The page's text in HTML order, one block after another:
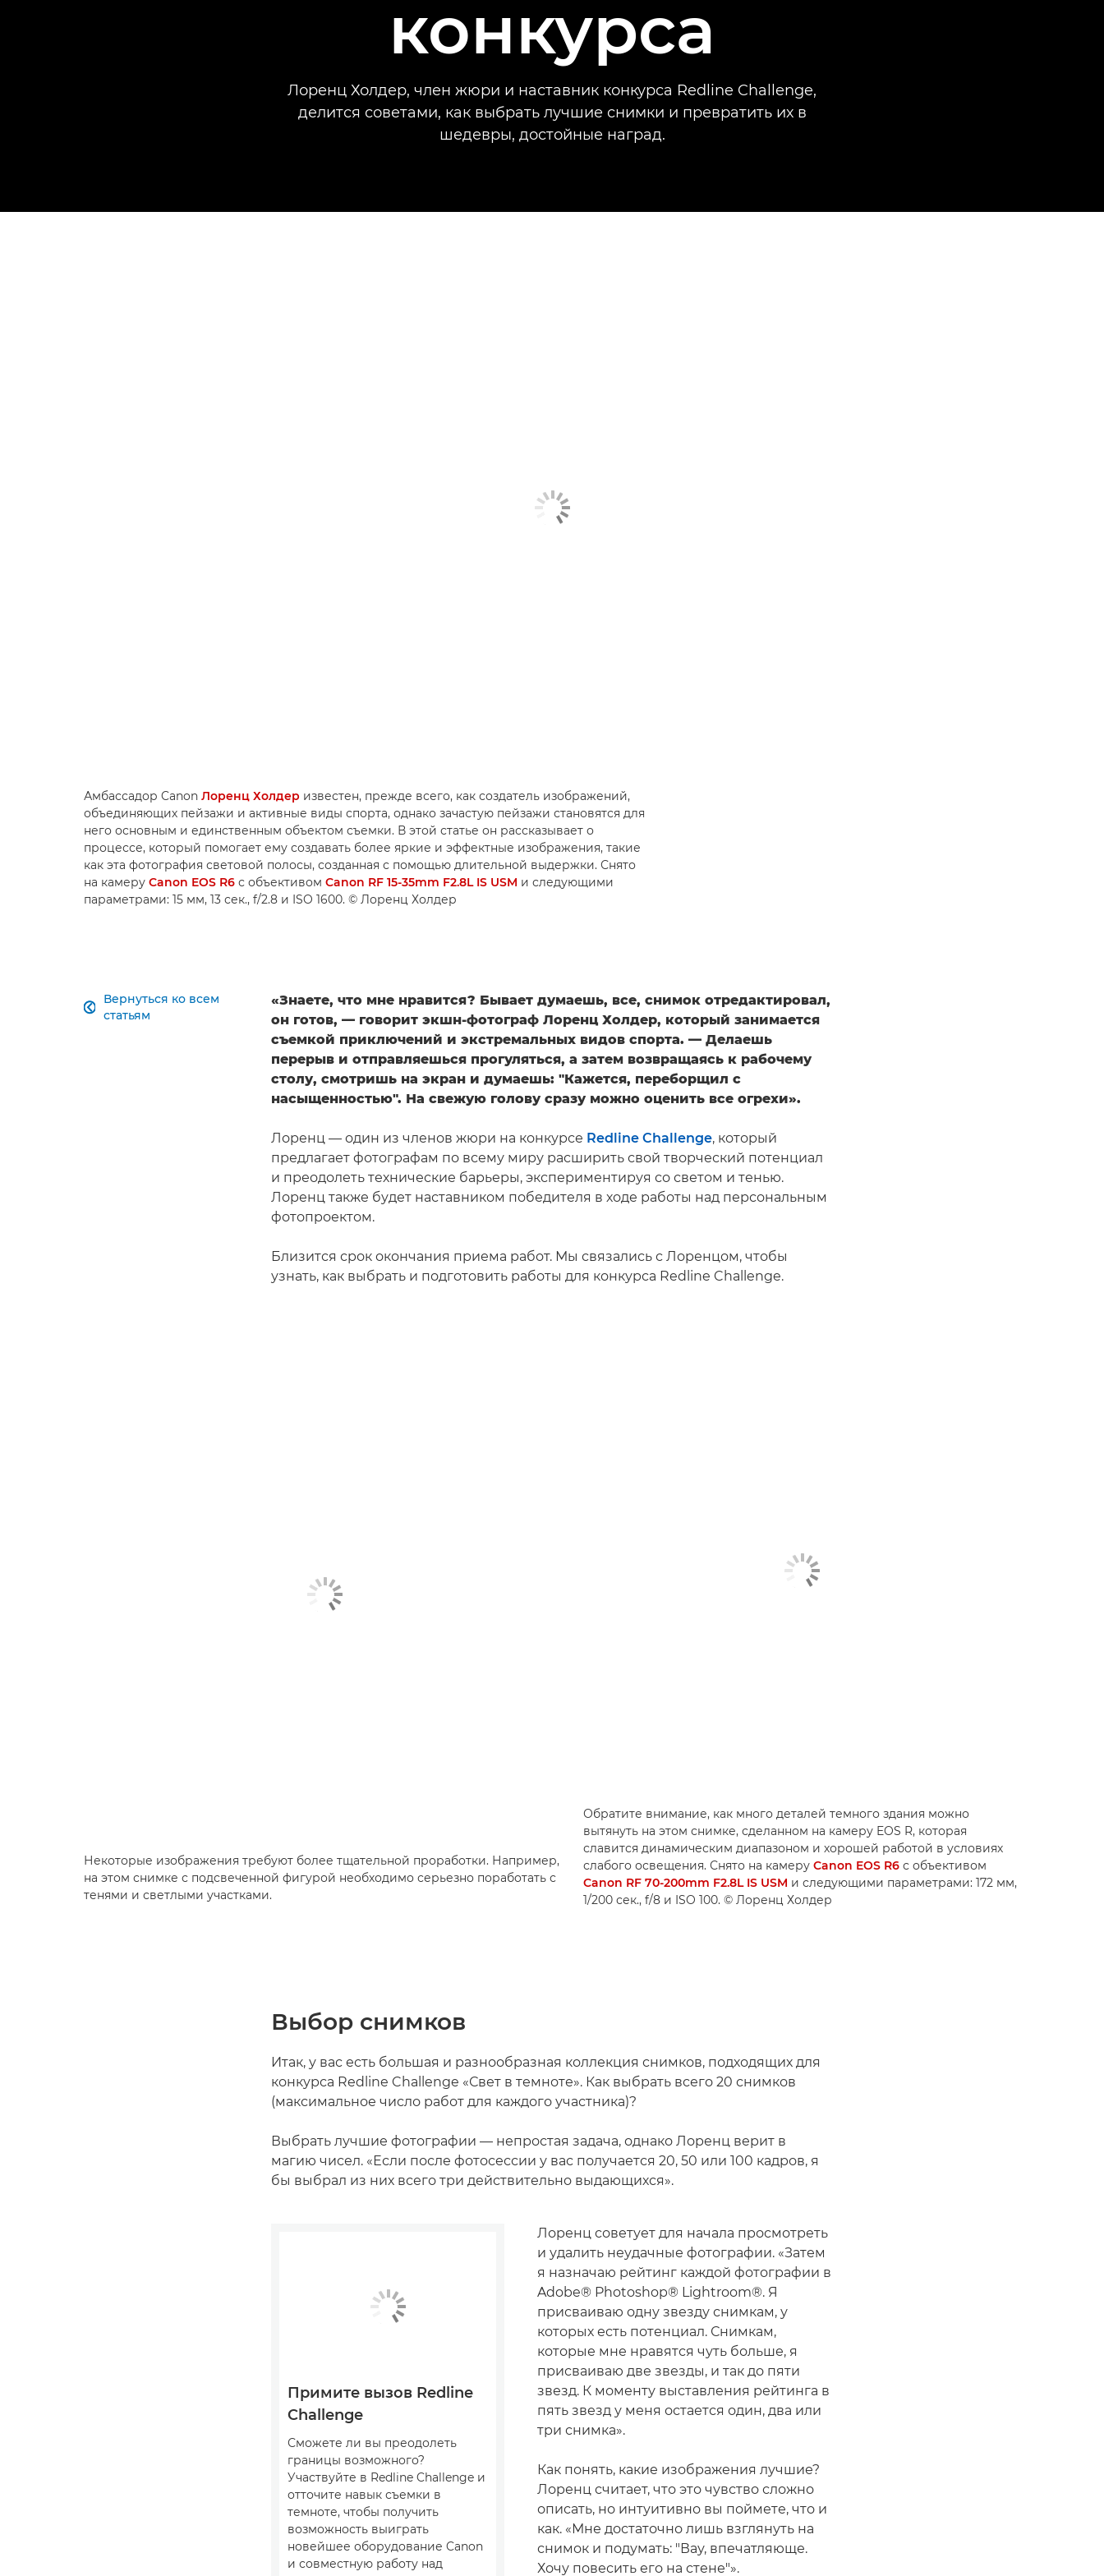
конкурса
Лоренц Холдер, член жюри и наставник конкурса Redline Challenge,
делится советами, как выбрать лучшие снимки и превратить их в
шедевры, достойные наград.
Амбассадор Canon Лоренц Холдер известен, прежде всего, как создатель изображений,
объединяющих пейзажи и активные виды спорта, однако зачастую пейзажи становятся для
него основным и единственным объектом съемки. В этой статье он рассказывает о
процессе, который помогает ему создавать более яркие и эффектные изображения, такие
как эта фотография световой полосы, созданная с помощью длительной выдержки. Снято
на камеру Canon EOS R6 с объективом Canon RF 15-35mm F2.8L IS USM и следующими
параметрами: 15 мм, 13 сек., f/2.8 и ISO 1600. © Лоренц Холдер
Вернуться ко всем
статьям

«Знаете, что мне нравится? Бывает думаешь, все, снимок отредактировал,
он готов, — говорит экшн-фотограф Лоренц Холдер, который занимается
съемкой приключений и экстремальных видов спорта. — Делаешь
перерыв и отправляешься прогуляться, а затем возвращаясь к рабочему
столу, смотришь на экран и думаешь: "Кажется, переборщил с
насыщенностью". На свежую голову сразу можно оценить все огрехи».
Лоренц — один из членов жюри на конкурсе Redline Challenge, который
предлагает фотографам по всему миру расширить свой творческий потенциал
и преодолеть технические барьеры, экспериментируя со светом и тенью.
Лоренц также будет наставником победителя в ходе работы над персональным
фотопроектом.
Близится срок окончания приема работ. Мы связались с Лоренцом, чтобы
узнать, как выбрать и подготовить работы для конкурса Redline Challenge.
Некоторые изображения требуют более тщательной проработки. Например,
на этом снимке с подсвеченной фигурой необходимо серьезно поработать с
тенями и светлыми участками.
Обратите внимание, как много деталей темного здания можно
вытянуть на этом снимке, сделанном на камеру EOS R, которая
славится динамическим диапазоном и хорошей работой в условиях
слабого освещения. Снято на камеруCanon EOS R6 с объективом
Canon RF 70-200mm F2.8L IS USM и следующими параметрами: 172 мм,
1/200 сек., f/8 и ISO 100. © Лоренц Холдер
Выбор снимков
Итак, у вас есть большая и разнообразная коллекция снимков, подходящих для
конкурса Redline Challenge «Свет в темноте». Как выбрать всего 20 снимков
(максимальное число работ для каждого участника)?
Выбрать лучшие фотографии — непростая задача, однако Лоренц верит в
магию чисел. «Если после фотосессии у вас получается 20, 50 или 100 кадров, я
бы выбрал из них всего три действительно выдающихся».
Лоренц советует для начала просмотреть
и удалить неудачные фотографии. «Затем
я назначаю рейтинг каждой фотографии в
Adobe® Photoshop® Lightroom®. Я
присваиваю одну звезду снимкам, у
которых есть потенциал. Снимкам,
которые мне нравятся чуть больше, я
присваиваю две звезды, и так до пяти
звезд. К моменту выставления рейтинга в
пять звезд у меня остается один, два или
три снимка».
Как понять, какие изображения лучшие?
Лоренц считает, что это чувство сложно
описать, но интуитивно вы поймете, что и
как. «Мне достаточно лишь взглянуть на
снимок и подумать: "Вау, впечатляюще.
Хочу повесить его на стене"».
Примите вызов Redline
Challenge
Сможете ли вы преодолеть
границы возможного?
Участвуйте в Redline Challenge и
отточите навык съемки в
темноте, чтобы получить
возможность выиграть
новейшее оборудование Canon
и совместную работу над